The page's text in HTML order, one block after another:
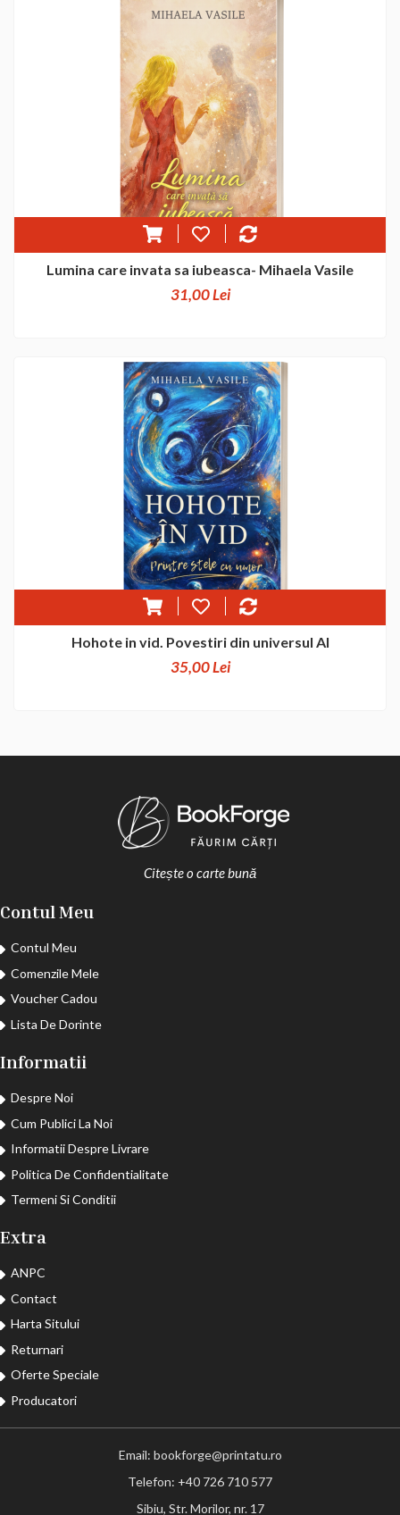
Lumina care invata sa iubeasca- Mihaela Vasile
31,00 Lei
Hohote in vid. Povestiri din universul AI
35,00 Lei
Citește o carte bună
Contul Meu
Contul Meu
Comenzile Mele
Voucher Cadou
Lista De Dorinte
Informatii
Despre Noi
Cum Publici La Noi
Informatii Despre Livrare
Politica De Confidentialitate
Termeni Si Conditii
Extra
ANPC
Contact
Harta Sitului
Returnari
Oferte Speciale
Producatori
Email: bookforge@printatu.ro
Telefon: +40 726 710 577
Sibiu, Str. Morilor, nr. 17